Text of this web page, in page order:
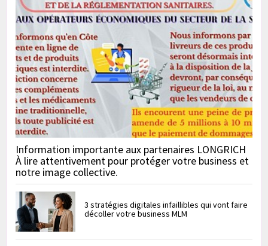
Information importante aux partenaires LONGRICH
À lire attentivement pour protéger votre business et
notre image collective.
3 stratégies digitales infaillibles qui vont faire
décoller votre business MLM